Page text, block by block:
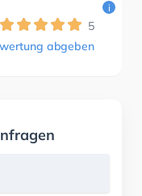
5
abgeben
i